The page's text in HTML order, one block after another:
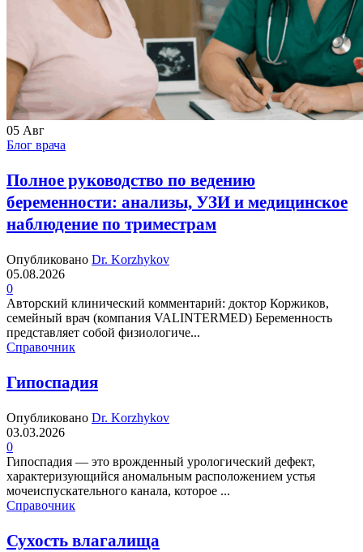
05 Авг
Блог врача
Полное руководство по ведению
беременности: анализы, УЗИ и медицинское
наблюдение по триместрам
Опубликовано Dr. Korzhykov
05.08.2026
0
Авторский клинический комментарий: доктор Коржиков,
семейный врач (компания VALINTERMED) Беременность
представляет собой физиологиче...
Справочник
Гипоспадия
Опубликовано Dr. Korzhykov
03.03.2026
0
Гипоспадия — это врожденный урологический дефект,
характеризующийся аномальным расположением устья
мочеиспускательного канала, которое ...
Справочник
Сухость влагалища